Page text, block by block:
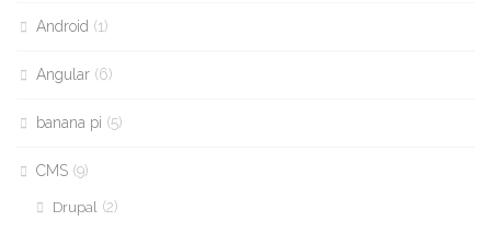
Android (1)
Angular (6)
banana pi (5)
CMS (9)
Drupal (2)